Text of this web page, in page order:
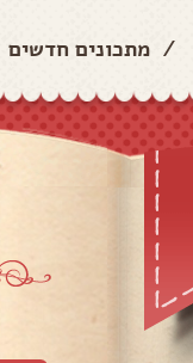
/ מתכונים חדשים